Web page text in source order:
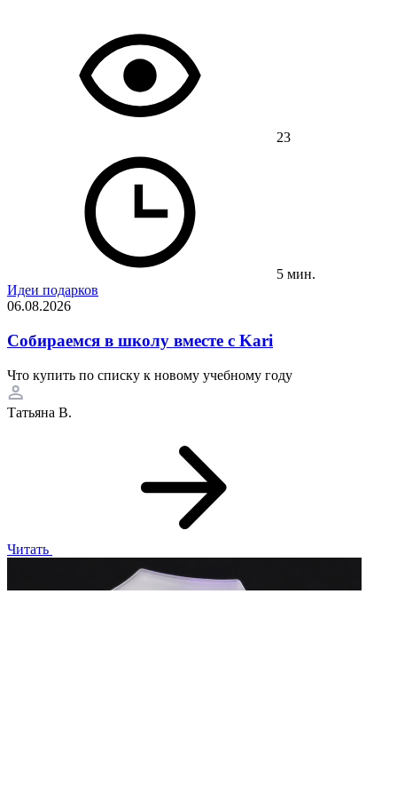
23
5 мин.
Идеи подарков
06.08.2026
Собираемся в школу вместе с Kari
Что купить по списку к новому учебному году
Татьяна В.
Читать